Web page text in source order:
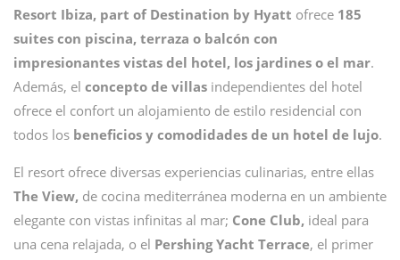
Resort Ibiza, part of Destination by Hyatt ofrece 185
suites con piscina, terraza o balcón con
impresionantes vistas del hotel, los jardines o el mar.
Además, el concepto de villas independientes del hotel
ofrece el confort un alojamiento de estilo residencial con
todos los beneficios y comodidades de un hotel de lujo.
El resort ofrece diversas experiencias culinarias, entre ellas
The View, de cocina mediterránea moderna en un ambiente
elegante con vistas infinitas al mar; Cone Club, ideal para
una cena relajada, o el Pershing Yacht Terrace, el primer